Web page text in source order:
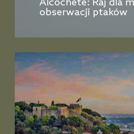
Alcochete: Raj dla
obserwacji ptaków